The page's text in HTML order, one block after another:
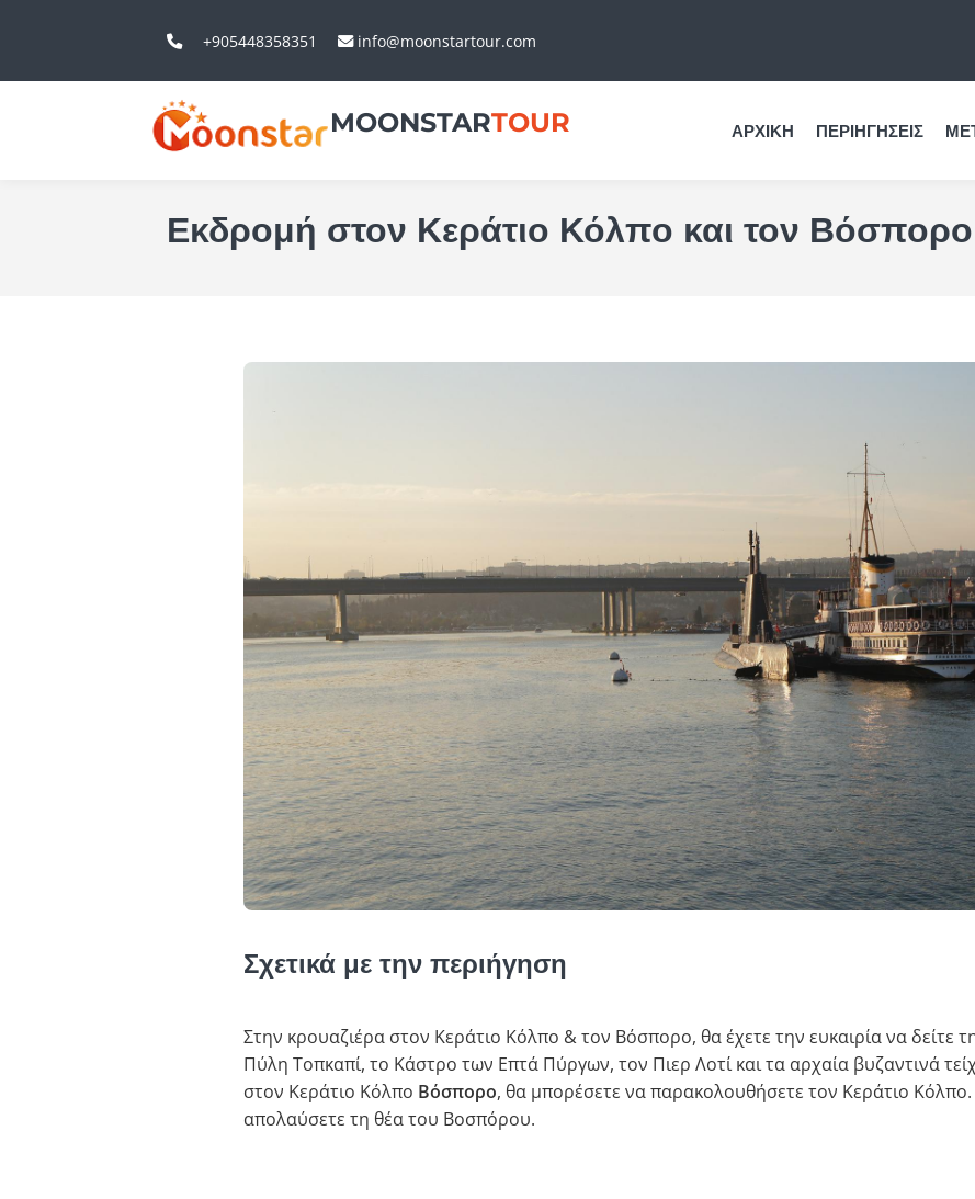
+905448358351 info@moonstartour.com
MOONSTARTOUR ΑΡΧΙΚΉ ΠΕΡΙΗΓΉΣΕΙΣ
Εκδρομή στον Κεράτιο Κόλπο και τον Βόσπορο
Σχετικά με την περιήγηση
Στην κρουαζιέρα στον Κεράτιο Κόλπο & τον Βόσπορο, θα έχετε την ευκαιρία να δείτε
Πύλη Τοπκαπί, το Κάστρο των Επτά Πύργων, τον Πιερ Λοτί και τα αρχαία βυζαντινά
στον Κεράτιο Κόλπο Βόσπορο, θα μπορέσετε να παρακολουθήσετε τον Κεράτιο Κόλπο.
απολαύσετε τη θέα του Βοσπόρου.